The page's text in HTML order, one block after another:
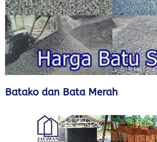
Batako dan Bata Merah